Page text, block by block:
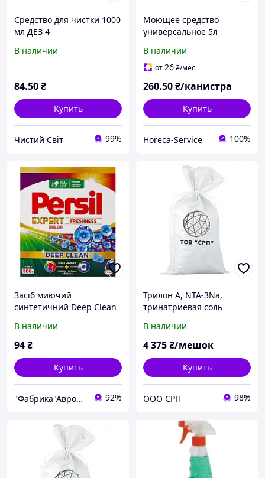
Средство для чистки 1000
мл ДЕЗ 4
В наличии
84.50₴
Купить
Чистий Світ 99%
Моющее средство
универсальное 5л
Лимон
В наличии
от26₴/мес
260.50₴/канистра
Купить
Horeca-Service 100%
Засіб миючий
синтетичний Deep Clean
Арт.1465
В наличии
94₴
Купить
"Фабрика"Аврора" 92%
Трилон А, NTA-3Na,
тринатриевая соль
(в мешках 25кг)
В наличии
4 375₴/мешок
Купить
ООО СРП 98%